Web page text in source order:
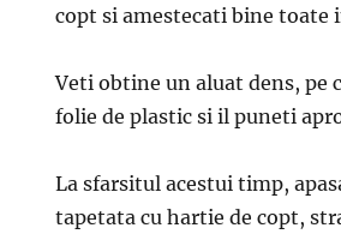
copt si amestecati bine toate
Veti obtine un aluat dens,
folie de plastic si il puneti
La sfarsitul acestui timp,
tapetata cu hartie de copt,